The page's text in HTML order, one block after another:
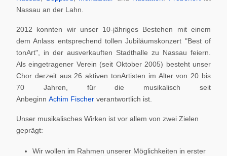
Nassau an der Lahn.
2012 konnten wir unser 10-jähriges Bestehen mit einem
dem Anlass entsprechend tollen Jubiläumskonzert "Best of
tonArt", in der ausverkauften Stadthalle zu Nassau feiern.
Als eingetragener Verein (seit Oktober 2005) besteht unser
Chor derzeit aus 26 aktiven tonArtisten im Alter von 20 bis
70 Jahren, für die musikalisch seit
Anbeginn Achim Fischer verantwortlich ist.
Unser musikalisches Wirken ist vor allem von zwei Zielen
geprägt:
Wir wollen im Rahmen unserer Möglichkeiten in erster